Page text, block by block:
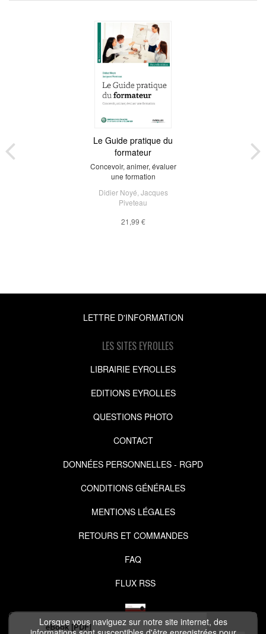
Lorsque vous naviguez sur notre site internet, des
eBook [PDF]
Le Guide pratique du
formateur
Concevoir, animer, évaluer
une formation
Didier Noyé Jacques
Piveteau
21,99 €
LETTRE D'INFORMATION
LES SITES EYROLLES
LIBRAIRIE EYROLLES
EDITIONS EYROLLES
QUESTIONS PHOTO
CONTACT
DONNÉES PERSONNELLES - RGPD
CONDITIONS GÉNÉRALES
MENTIONS LÉGALES
RETOURS ET COMMANDES
FAQ
FLUX RSS